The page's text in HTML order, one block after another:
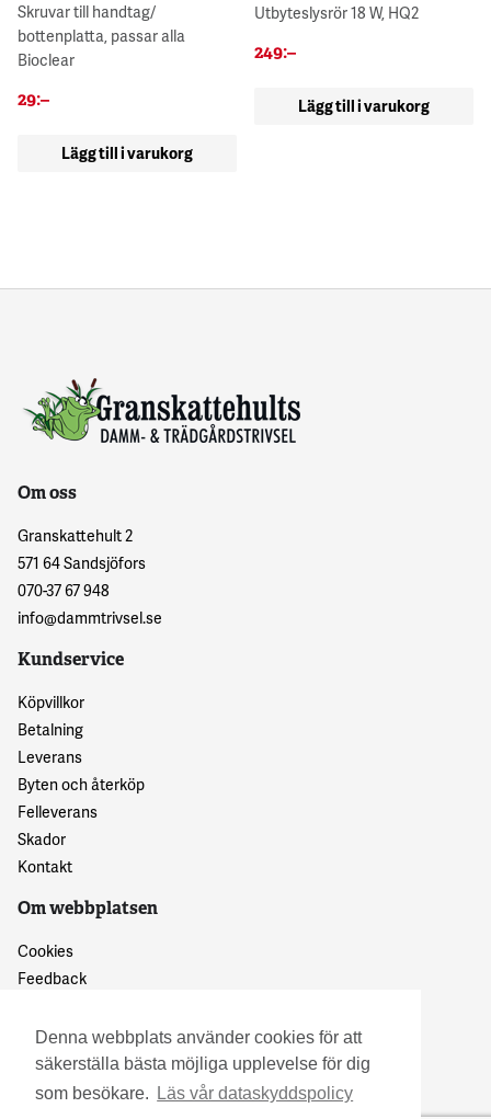
Denna webbplats använder cookies för att
säkerställa bästa möjliga upplevelse för dig
som besökare.
Läs vår dataskyddspolicy
Skruvar till handtag/
bottenplatta, passar alla
Bioclear
29:–
Lägg till i varukorg
Utbyteslysrör 18 W, HQ2
249:–
Lägg till i varukorg
Om oss
Granskattehult 2
571 64 Sandsjöfors
070-37 67 948
info@dammtrivsel.se
Kundservice
Köpvillkor
Betalning
Leverans
Byten och återköp
Felleverans
Skador
Kontakt
Om webbplatsen
Cookies
Feedback